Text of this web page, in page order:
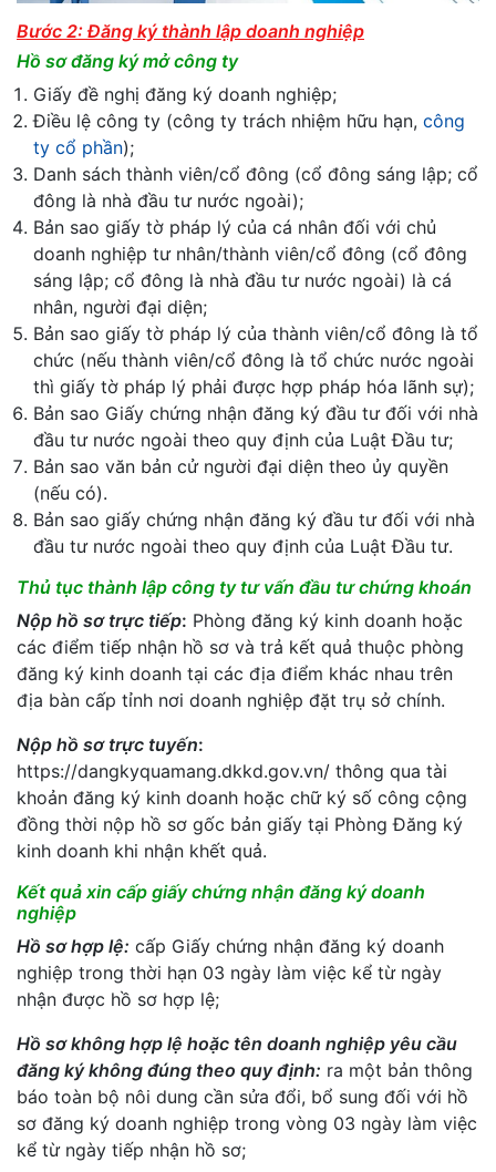
Bước 2: Đăng ký thành lập doanh nghiệp
Hồ sơ đăng ký mở công ty
Giấy đề nghị đăng ký doanh nghiệp;
Điều lệ công ty (công ty trách nhiệm hữu hạn, công
ty cổ phần);
Danh sách thành viên/cổ đông (cổ đông sáng lập; cổ
đông là nhà đầu tư nước ngoài);
Bản sao giấy tờ pháp lý của cá nhân đối với chủ
doanh nghiệp tư nhân/thành viên/cổ đông (cổ đông
sáng lập; cổ đông là nhà đầu tư nước ngoài) là cá
nhân, người đại diện;
Bản sao giấy tờ pháp lý của thành viên/cổ đông là tổ
chức (nếu thành viên/cổ đông là tổ chức nước ngoài
thì giấy tờ pháp lý phải được hợp pháp hóa lãnh sự);
Bản sao Giấy chứng nhận đăng ký đầu tư đối với nhà
đầu tư nước ngoài theo quy định của Luật Đầu tư;
Bản sao văn bản cử người đại diện theo ủy quyền
(nếu có).
Bản sao giấy chứng nhận đăng ký đầu tư đối với nhà
đầu tư nước ngoài theo quy định của Luật Đầu tư.
Thủ tục thành lập công ty tư vấn đầu tư chứng khoán
Nộp hồ sơ trực tiếp: Phòng đăng ký kinh doanh hoặc
các điểm tiếp nhận hồ sơ và trả kết quả thuộc phòng
đăng ký kinh doanh tại các địa điểm khác nhau trên
địa bàn cấp tỉnh nơi doanh nghiệp đặt trụ sở chính.
Nộp hồ sơ trực tuyến:
https://dangkyquamang.dkkd.gov.vn/ thông qua tài
khoản đăng ký kinh doanh hoặc chữ ký số công cộng
đồng thời nộp hồ sơ gốc bản giấy tại Phòng Đăng ký
kinh doanh khi nhận khết quả.
Kết quả xin cấp giấy chứng nhận đăng ký doanh
nghiệp
Hồ sơ hợp lệ: cấp Giấy chứng nhận đăng ký doanh
nghiệp trong thời hạn 03 ngày làm việc kể từ ngày
nhận được hồ sơ hợp lệ;
Hồ sơ không hợp lệ hoặc tên doanh nghiệp yêu cầu
đăng ký không đúng theo quy định: ra một bản thông
báo toàn bộ nôi dung cần sửa đổi, bổ sung đối với hồ
sơ đăng ký doanh nghiệp trong vòng 03 ngày làm việc
kể từ ngày tiếp nhận hồ sơ;